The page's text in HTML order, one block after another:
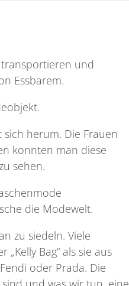
und
Essbarem.
herum. Die Frauen
konnten man diese
sehen.
die Modewelt.
zu siedeln. Viele
Bag“ als sie aus
oder Prada. Die